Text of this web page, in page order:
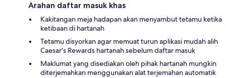
Arahan daftar masuk khas
Kakitangan meja hadapan akan menyambut tetamu ketika
ketibaan di hartanah
Tetamu disyorkan agar memuat turun aplikasi mudah alih
Caesar's Rewards hartanah sebelum daftar masuk
Maklumat yang disediakan oleh pihak hartanah mungkin
diterjemahkan menggunakan alat terjemahan automatik